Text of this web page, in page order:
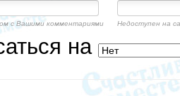
с Вашими комментариями Недоступен на
на